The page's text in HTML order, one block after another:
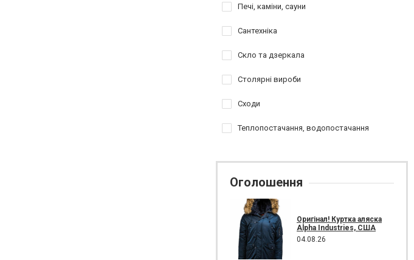
Печі, каміни, сауни
Сантехніка
Скло та дзеркала
Столярні вироби
Сходи
Теплопостачання, водопостачання
Оголошення
Оригінал! Куртка аляска
Alpha Industries, США
04.08.26